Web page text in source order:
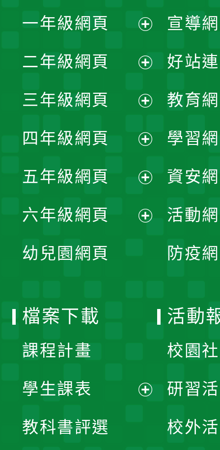
一年級網頁
開
選
單
二年級網頁
開
選
單
三年級網頁
開
選
單
四年級網頁
開
選
五年級網頁
開
六年級網頁
幼兒園網頁
宣導
好站
教育
學習
資安
活動
防疫
檔案下載
課程計畫
學生課表
教科書評選
活動
校園
研習
校外